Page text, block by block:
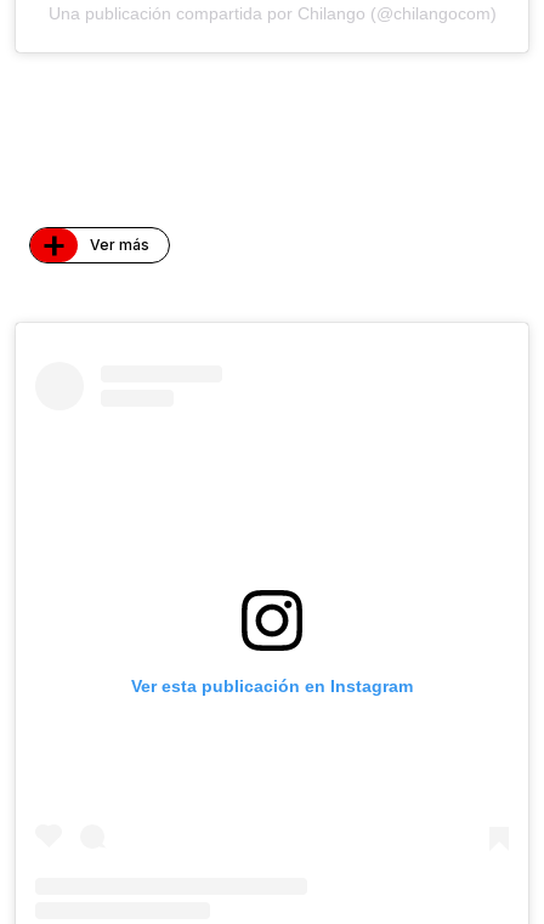
Una publicación compartida por Chilango (@chilangocom)
+ Ver más
Ver esta publicación en Instagram